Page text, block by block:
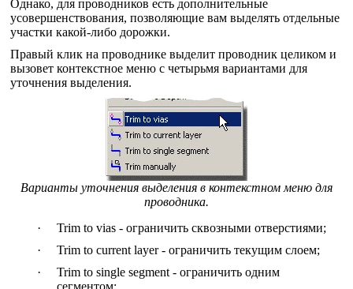
Однако, для проводников есть дополнительные
усовершенствования, позволяющие вам выделять отдельные
участки какой-либо дорожки.
Правый клик на проводнике выделит проводник целиком и
вызовет контекстное меню с четырьмя вариантами для
уточнения выделения.
Варианты уточнения выделения в контекстном меню для
проводника.
·
Trim to vias - ограничить сквозными отверстиями;
·
Trim to current layer - ограничить текущим слоем;
·
Trim to single segment - ограничить одним
сегментом;